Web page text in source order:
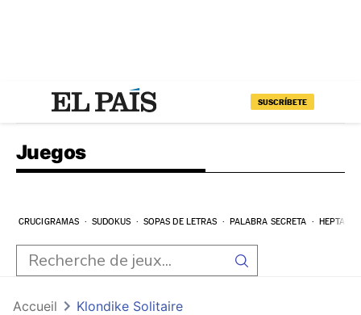
SUSCRÍBETE
Juegos
CRUCIGRAMAS SUDOKUS SOPAS DE LETRAS PALABRA SECRETA
Accueil Klondike Solitaire